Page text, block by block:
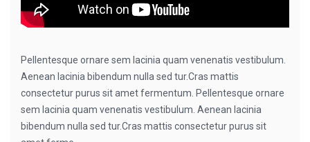
Pellentesque ornare sem lacinia quam venenatis vestibulum.
Aenean lacinia bibendum nulla sed tur.Cras mattis
consectetur purus sit amet fermentum. Pellentesque ornare
sem lacinia quam venenatis vestibulum. Aenean lacinia
bibendum nulla sed tur.Cras mattis consectetur purus sit